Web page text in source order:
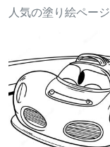
人気の塗り絵ページ